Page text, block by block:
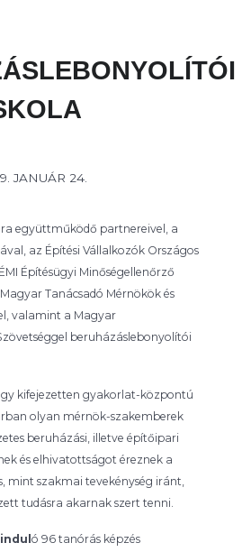
JANUÁR 24.
együttműködő partnereivel, a
az Építési Vállalkozók Országos
Építésügyi Minőségellenőrző
Tanácsadó Mérnökök és
valamint a Magyar
beruházáslebonyolítói
kifejezetten gyakorlat-központú
olyan mérnök-szakemberek
beruházási, illetve építőipari
és elhivatottságot éreznek a
mint szakmai tevekénység iránt,
tudásra akarnak szert tenni.
ó 96 tanórás képzés